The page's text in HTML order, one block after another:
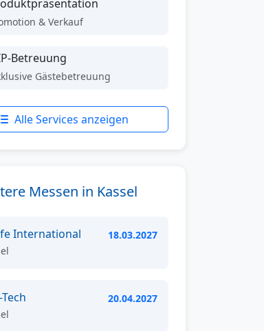
& Verkauf
Betreuung
Gästebetreuung
Alle Services anzeigen
Messen in Kassel
International 18.03.2027
20.04.2027